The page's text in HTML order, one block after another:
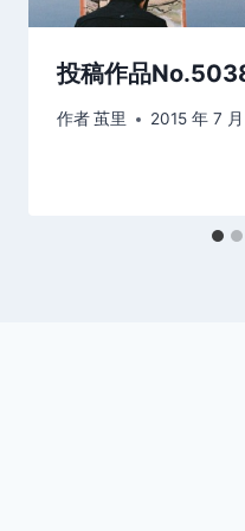
投稿作品
作者茧里 2015 年 7